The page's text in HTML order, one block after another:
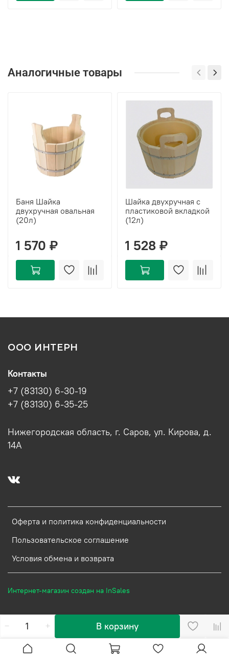
В корзину
Аналогичные товары
Баня Шайка
двухручная овальная
(20л)
1 570 ₽
Шайка двухручная с
пластиковой вкладкой
(12л)
1 528 ₽
ООО ИНТЕРН
Оферта и политика конфиденциальности
Пользовательское соглашение
Условия обмена и возврата
Контакты
+7 (83130) 6-30-19
+7 (83130) 6-35-25
Нижегородская область, г. Саров, ул. Кирова, д.
14А
Интернет-магазин создан на InSales